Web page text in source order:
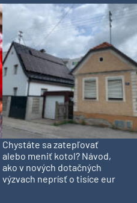
Chystáte sa zatepľovať
alebo meniť kotol? Návod,
ako v nových dotačných
výzvach neprísť o tisíce eur